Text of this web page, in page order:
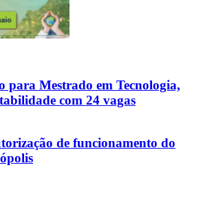
para Mestrado em Tecnologia,
com 24 vagas
de funcionamento do